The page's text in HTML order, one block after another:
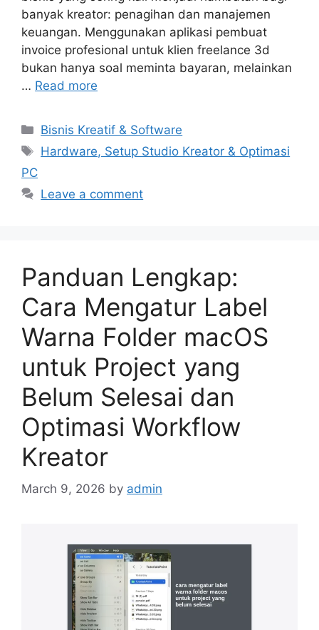
banyak kreator: penagihan dan manajemen
keuangan. Menggunakan aplikasi pembuat
invoice profesional untuk klien freelance 3d
bukan hanya soal meminta bayaran, melainkan
… Read more
Categories
Bisnis Kreatif & Software
Tags
Hardware, Setup Studio Kreator & Optimasi
PC
Leave a comment
Panduan Lengkap:
Cara Mengatur Label
Warna Folder macOS
untuk Project yang
Belum Selesai dan
Optimasi Workflow
Kreator
March 9, 2026 by admin